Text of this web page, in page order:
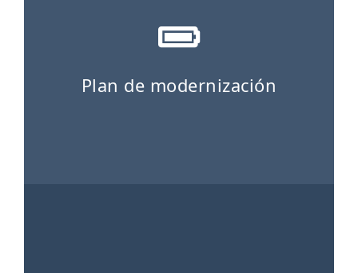
Plan de modernización